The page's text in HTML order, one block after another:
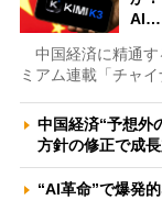
AI…
中国経済に精通す
ミアム連載「チャ
中国経済“予想
方針の修正で成
“AI革命”で爆発